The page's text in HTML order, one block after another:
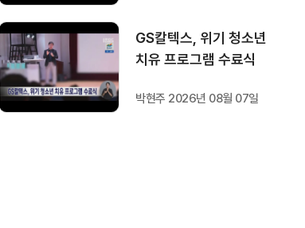
GS칼텍스, 위기 청소년
치유 프로그램 수료식
박현주 2026년 08월 07일